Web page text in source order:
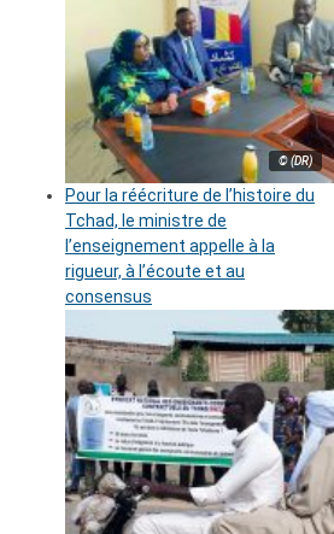
© (DR)
Pour la réécriture de l’histoire du
Tchad, le ministre de
l’enseignement appelle à la
rigueur, à l’écoute et au
consensus